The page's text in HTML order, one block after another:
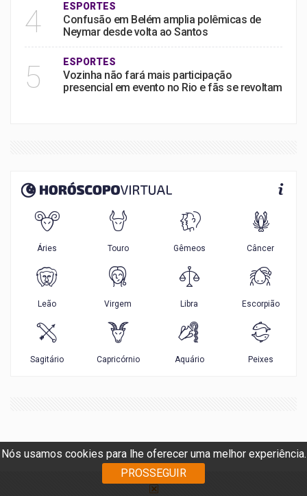
Nós usamos cookies para lhe oferecer uma melhor experiência.
PROSSEGUIR
4 ESPORTES
Confusão em Belém amplia polêmicas de
Neymar desde volta ao Santos
5 ESPORTES
Vozinha não fará mais participação
presencial em evento no Rio e fãs se revoltam